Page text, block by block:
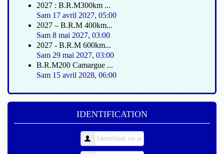
2027 : B.R.M300km ...
Sam 17 avril 2027, 05:00
2027 – B.R.M 400km...
Sam 8 mai 2027, 03:00
2027 - B.R.M 600km...
Sam 29 mai 2027, 03:00
B.R.M200 Camargue ...
Sam 15 avril 2028, 06:00
IDENTIFICATION